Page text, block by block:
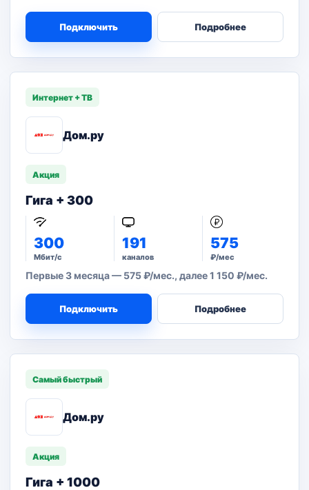
Подключить Подробнее
Интернет + ТВ
Дом.ру
Акция
Гига + 300
300
Мбит/с
191
каналов
575
₽/мес
Первые 3 месяца — 575 ₽/мес., далее 1 150 ₽/мес.
Подключить Подробнее
Самый быстрый
Дом.ру
Акция
Гига + 1000